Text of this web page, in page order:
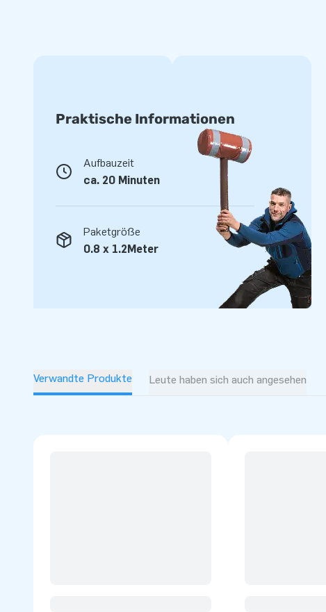
Praktische Informationen
Aufbauzeit
ca. 20 Minuten
Paketgröße
0.8 x 1.2Meter
Verwandte Produkte Leute haben sich auch angesehen